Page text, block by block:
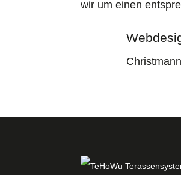
wir um einen